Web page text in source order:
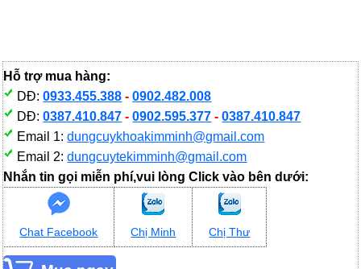
Hỗ trợ mua hàng:
DĐ:0933.455.388 -0902.482.008
DĐ:0387.410.847 -0902.595.377 -0387.410.847
Email 1:dungcuykhoakimminh@gmail.com
Email 2:dungcuytekimminh@gmail.com
Nhắn tin gọi miễn phí,vui lòng Click vào bên dưới:
Chat Facebook Chị Minh Chị Thư